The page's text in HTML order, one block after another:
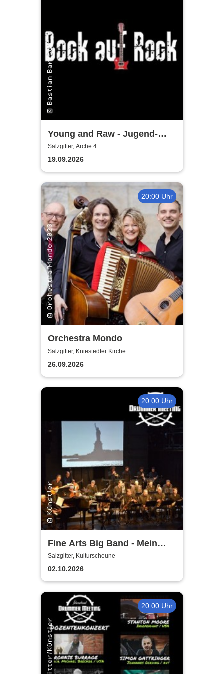
Young and Raw - Jugend-
Konzert
Salzgitter, Arche 4
19.09.2026
20:00 Uhr
Orchestra Mondo
Salzgitter, Kniestedter Kirche
26.09.2026
20:00 Uhr
Fine Arts Big Band - Mein
amerikanischer Traum - True
Stories
Salzgitter, Kulturscheune
02.10.2026
20:00 Uhr